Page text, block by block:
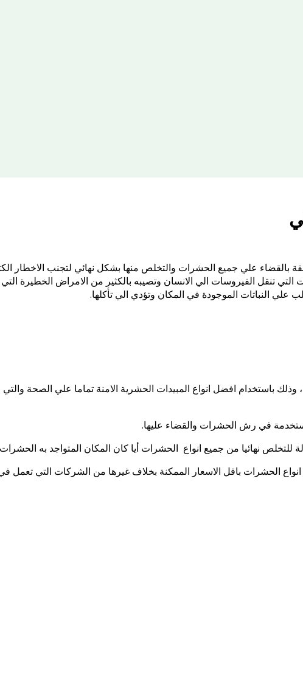
بالقضاء علي جميع الحشرات والتخلص منها بشكل نهائي لتجنب الاخطار
تنقل الفيروسات الي الانسان وتصيبه بالكثير من الامراض الخطيرة التي
النباتات الموجودة في المكان وتؤدي الي تأكلها.
افضل انواع المبيدات الحشرية الامنة تماما علي الصحة والتي
في رش الحشرات والقضاء عليها.
نهائيا من جميع انواع الحشرات أيا كان المكان المتواجد به
الحشرات باقل الاسعار الممكنة بخلاف غيرها من الشركات التي تعمل